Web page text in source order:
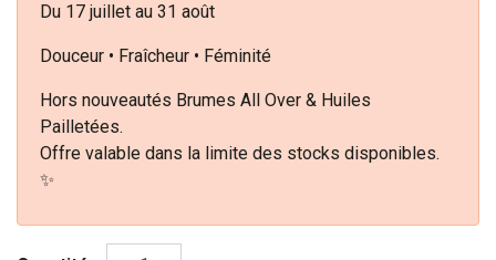
Du 17 juillet au 31 août
Douceur • Fraîcheur • Féminité
Hors nouveautés Brumes All Over & Huiles
Pailletées.
Offre valable dans la limite des stocks disponibles.
✨